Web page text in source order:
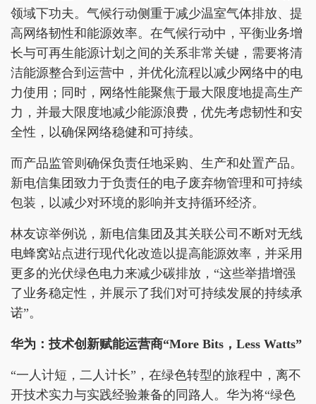
领域下功夫。气候行动侧重于减少温室气体排放、提
高网络韧性和能源效率。在气候行动中，平衡业务增
长与可再生能源计划之间的关系非常关键，需要将清
洁能源整合到运营中，并优化流程以减少网络中的电
力使用；同时，网络性能聚焦于最大限度地提高生产
力，并最大限度地减少能源浪费，优先考虑韧性和安
全性，以确保网络稳健和可持续。
而产品监管则确保负责任地采购、生产和处置产品。
新电信集团致力于负责任的电子废弃物管理和可持续
包装，以减少对环境的影响并支持循环经济。
林友谅举例说，新电信集团及其关联公司不断对无线
电蜂窝站点进行现代化改造以提高能源效率，并采用
更多的光伏绿色电力来减少碳排放，“这些举措增强
了业务稳定性，并展示了我们对可持续发展的持续承
诺”。
华为：技术创新赋能运营商“More Bits，Less Watts”
“一人计短，二人计长”，在绿色转型的旅程中，离不
开技术实力与实践经验兼备的同路人。华为将“绿色